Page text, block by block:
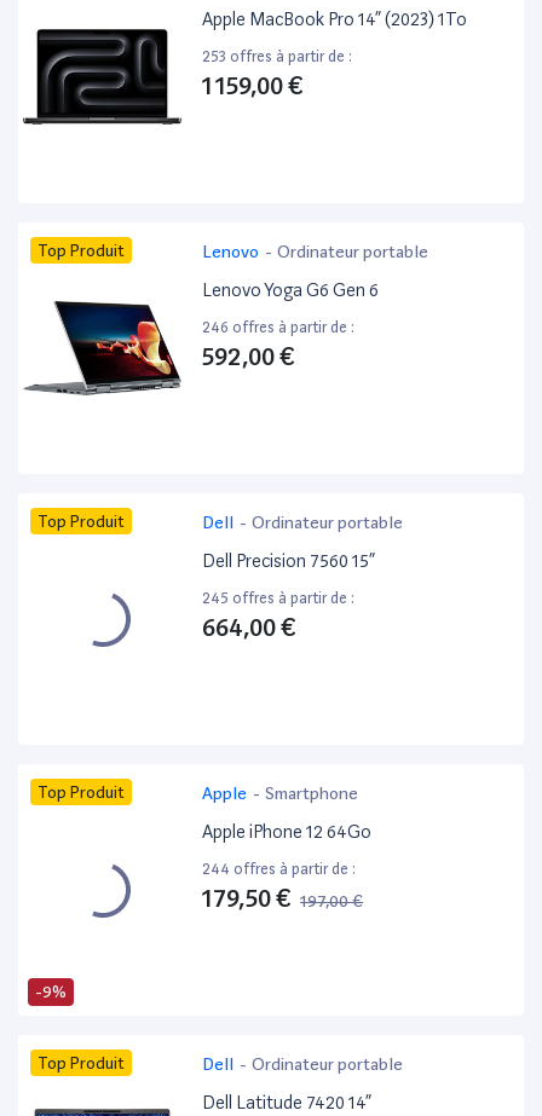
Apple MacBook Pro 14” (2023) 1To
253 offres à partir de :
1 159,00 €
Top Produit Lenovo - Ordinateur portable
Lenovo Yoga G6 Gen 6
246 offres à partir de :
592,00 €
Top Produit Dell - Ordinateur portable
Dell Precision 7560 15”
245 offres à partir de :
664,00 €
-9%
Top Produit Apple - Smartphone
Apple iPhone 12 64Go
244 offres à partir de :
179,50 € 197,00 €
Top Produit Dell - Ordinateur portable
Dell Latitude 7420 14”